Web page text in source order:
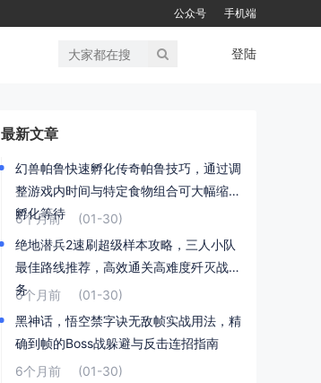
公众号 手机端
登陆
最新文章
幻兽帕鲁快速孵化传奇帕鲁技巧，通过调
整游戏内时间与特定食物组合可大幅缩短
孵化等待
6个月前
(01-30)
绝地潜兵2速刷超级样本攻略，三人小队
最佳路线推荐，高效通关高难度歼灭战任
务
6个月前
(01-30)
黑神话，悟空禁字诀无敌帧实战用法，精
确到帧的Boss战躲避与反击连招指南
6个月前
(01-30)